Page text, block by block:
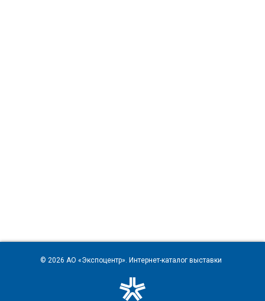
© 2026 АО «Экспоцентр». Интернет-каталог выставки